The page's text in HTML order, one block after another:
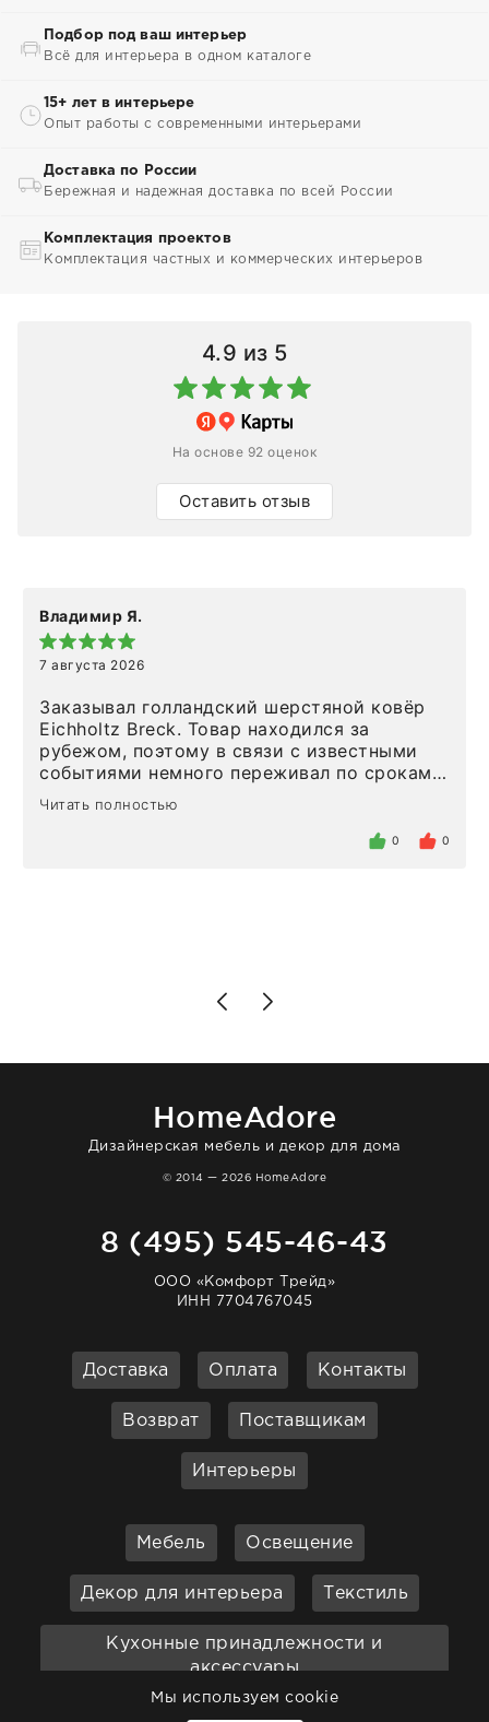
Подбор под ваш интерьер
Всё для интерьера в одном каталоге
15+ лет в интерьере
Опыт работы с современными интерьерами
Доставка по России
Бережная и надежная доставка по всей России
Комплектация проектов
Комплектация частных и коммерческих интерьеров
4.9 из 5
На основе 92 оценок
Оставить отзыв
Владимир Я.
7 августа 2026
Заказывал голландский шерстяной ковёр
Eichholtz Breck. Товар находился за
рубежом, поэтому в связи с известными
событиями немного переживал по срокам.
Но homeadore привезли ровно в
определенное в договоре время, без
то качество выше всяких похвал. Выглядит
Читать полностью
0 0
HomeAdore
Дизайнерская мебель и декор для дома
© 2014 — 2026 HomeAdore
8 (495) 545-46-43
ООО «Комфорт Трейд»
ИНН 7704767045
Доставка Оплата Контакты
Возврат Поставщикам
Интерьеры
Мебель Освещение
Декор для интерьера Текстиль
Кухонные принадлежности и
аксессуары
Ванная Садовая мебель
Мы используем cookie